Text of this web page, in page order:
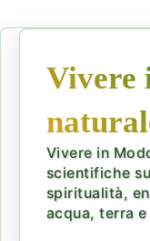
Vivere
Vivere in
scientifiche
spiritualità,
acqua, terra